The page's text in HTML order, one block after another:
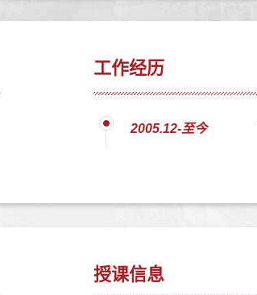
工作经历
2005.12-至今
授课信息